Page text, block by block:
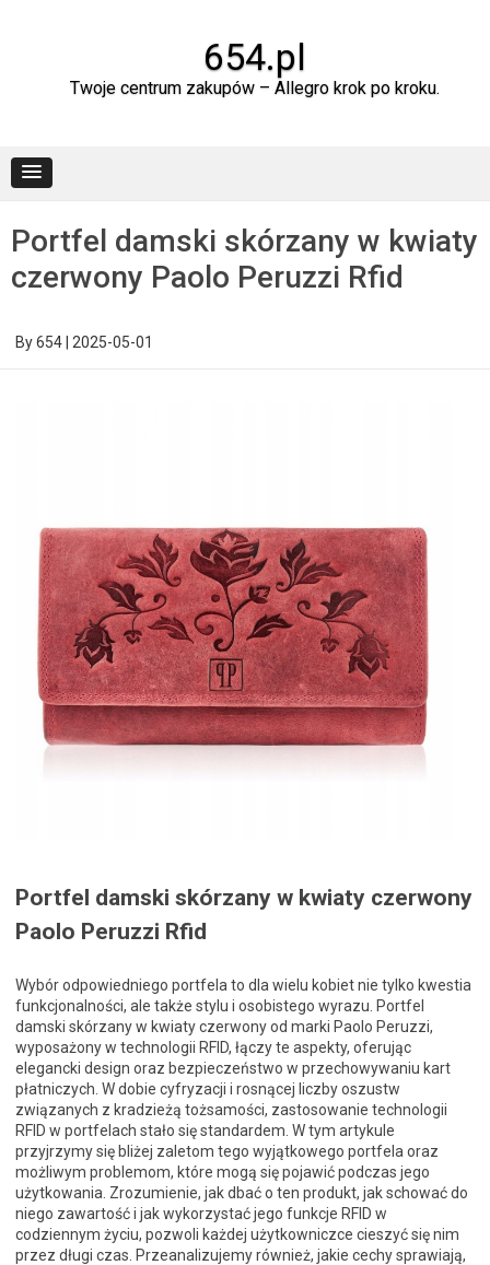
654.pl
Twoje centrum zakupów – Allegro krok po kroku.
Portfel damski skórzany w kwiaty
czerwony Paolo Peruzzi Rfid
By654 2025-05-01
Portfel damski skórzany w kwiaty czerwony
Paolo Peruzzi Rfid
Wybór odpowiedniego portfela to dla wielu kobiet nie tylko kwestia
funkcjonalności, ale także stylu i osobistego wyrazu. Portfel
damski skórzany w kwiaty czerwony od marki Paolo Peruzzi,
wyposażony w technologii RFID, łączy te aspekty, oferując
elegancki design oraz bezpieczeństwo w przechowywaniu kart
płatniczych. W dobie cyfryzacji i rosnącej liczby oszustw
związanych z kradzieżą tożsamości, zastosowanie technologii
RFID w portfelach stało się standardem. W tym artykule
przyjrzymy się bliżej zaletom tego wyjątkowego portfela oraz
możliwym problemom, które mogą się pojawić podczas jego
użytkowania. Zrozumienie, jak dbać o ten produkt, jak schować do
niego zawartość i jak wykorzystać jego funkcje RFID w
codziennym życiu, pozwoli każdej użytkowniczce cieszyć się nim
przez długi czas. Przeanalizujemy również, jakie cechy sprawiają,